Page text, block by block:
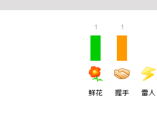
1
鲜花
1
握手 雷人